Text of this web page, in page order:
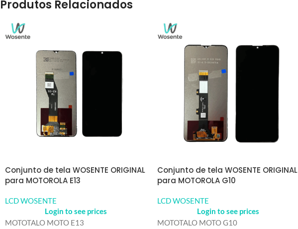
Produtos Relacionados
Conjunto de tela WOSENTE ORIGINAL
para MOTOROLA E13
LCD WOSENTE
Login to see prices
MOTOTALO MOTO E13
Conjunto de tela WOSENTE ORIGINAL
para MOTOROLA G10
LCD WOSENTE
Login to see prices
MOTOTALO MOTO G10